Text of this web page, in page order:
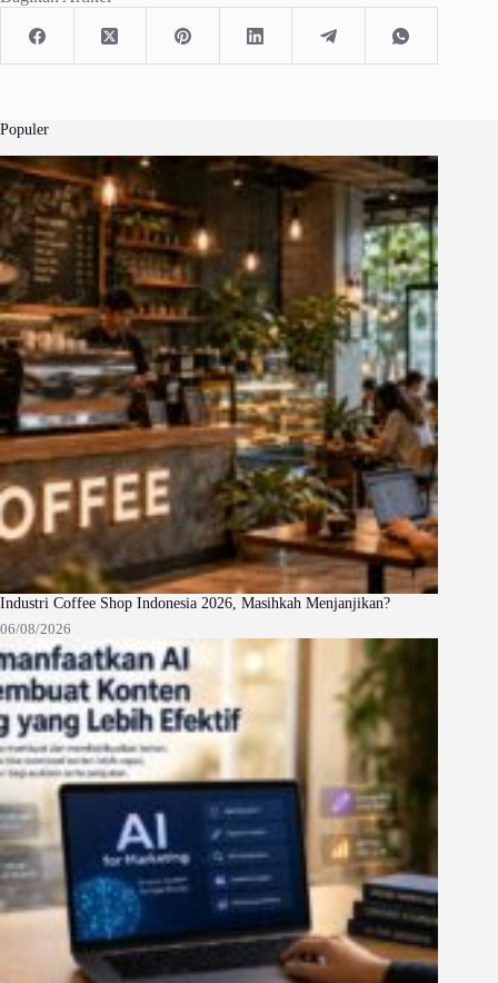
Populer
Industri Coffee Shop Indonesia 2026, Masihkah Menjanjikan?
06/08/2026